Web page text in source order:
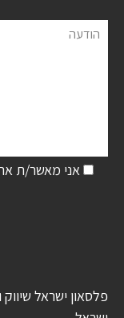
הודעה
אני מאשר/ת
פלסאון ישראל